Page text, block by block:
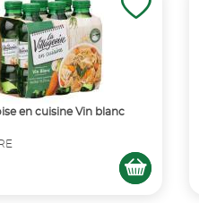
en cuisine Vin blanc